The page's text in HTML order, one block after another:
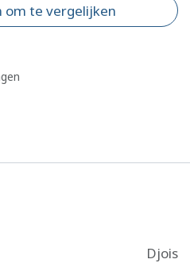
om te vergelijken
Djois